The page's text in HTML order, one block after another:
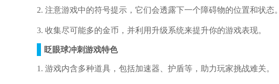
2. 注意游戏中的符号提示，它们会透露下一个障碍物的位置和状态。
3. 收集尽可能多的金币，并利用升级系统来提升你的游戏表现。
眨眼球冲刺游戏特色
1. 游戏内含多种道具，包括加速器、护盾等，助力玩家挑战难关。